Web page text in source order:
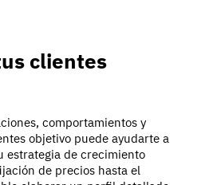
clientes
comportamientos y
objetivo puede ayudarte a
estrategia de crecimiento
de precios hasta el